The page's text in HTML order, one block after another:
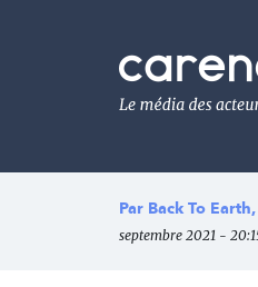
Le
média
de
l'engagement
Par Back To
septembre 2021 -